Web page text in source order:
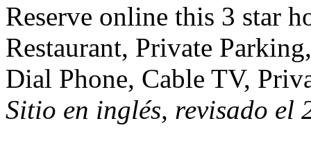
Reserve online this 3 star
Restaurant, Private
Dial Phone, Cable TV,
Sitio en inglés, revisado el